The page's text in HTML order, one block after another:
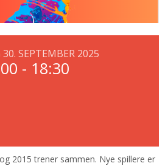
30. SEPTEMBER 2025
- 18:30
2015 trener sammen. Nye spillere er